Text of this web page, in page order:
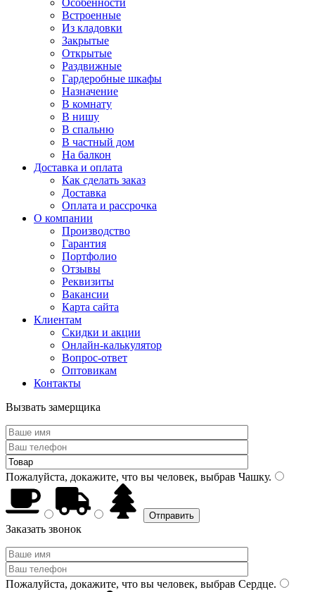
Особенности
Встроенные
Из кладовки
Закрытые
Открытые
Раздвижные
Гардеробные шкафы
Назначение
В комнату
В нишу
В спальню
В частный дом
На балкон
Доставка и оплата
Как сделать заказ
Доставка
Оплата и рассрочка
О компании
Производство
Гарантия
Портфолио
Отзывы
Реквизиты
Вакансии
Карта сайта
Клиентам
Скидки и акции
Онлайн-калькулятор
Вопрос-ответ
Оптовикам
Контакты
Вызвать замерщика
Пожалуйста, докажите, что вы человек, выбрав Чашку.
Заказать звонок
Пожалуйста, докажите, что вы человек, выбрав Сердце.